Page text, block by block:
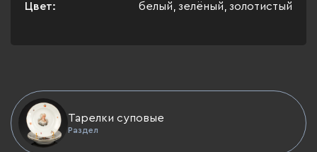
Цвет:
белый, зелёный, золотистый
Тарелки суповые
Раздел